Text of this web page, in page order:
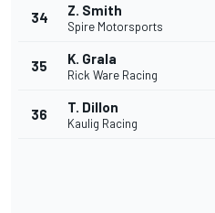
34 Z. Smith
Spire Motorsports
35 K. Grala
Rick Ware Racing
36 T. Dillon
Kaulig Racing